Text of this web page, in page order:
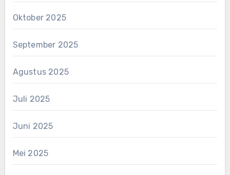
Oktober 2025
September 2025
Agustus 2025
Juli 2025
Juni 2025
Mei 2025